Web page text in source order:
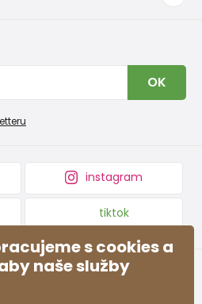
OK
instagram
tiktok
s cookies a
naše služby